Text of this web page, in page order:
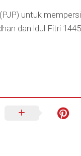
untuk
dan ldul Fitri